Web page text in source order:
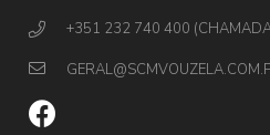
+351 232 740 400 (CHAMADA